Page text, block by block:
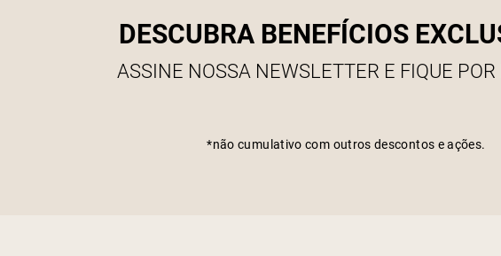
DESCUBRA BENEFÍCIOS
ASSINE NOSSA NEWSLETTER E FIQUE POR
*não cumulativo com outros descontos e ações.